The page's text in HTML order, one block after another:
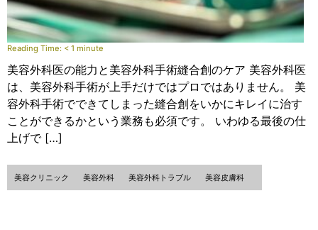
Reading Time: < 1 minute
美容外科医の能力と美容外科手術縫合創のケア 美容外科医
は、美容外科手術が上手だけではプロではありません。 美
容外科手術でできてしまった縫合創をいかにキレイに治す
ことができるかという業務も必須です。 いわゆる最後の仕
上げで […]
美容クリニック 美容外科 美容外科トラブル 美容皮膚科